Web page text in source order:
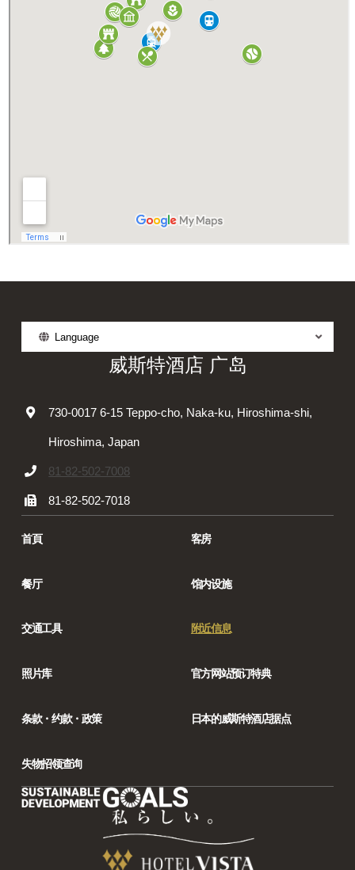
Language
威斯特酒店 广岛
730-0017 6-15 Teppo-cho, Naka-ku, Hiroshima-shi,
Hiroshima, Japan
81-82-502-7008
81-82-502-7018
首頁 客房
餐厅 馆内设施
交通工具 附近信息
照片库 官方网站预订特典
条款・约款・政策 日本的威斯特酒店据点
失物招领查询